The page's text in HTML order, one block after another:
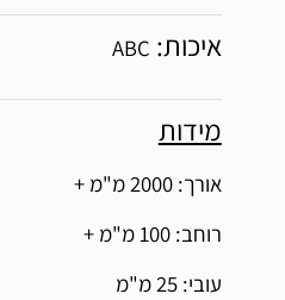
איכות: ABC
מידות
אורך: 2000 מ"מ +
רוחב: 100 מ"מ +
עובי: 25 מ"מ